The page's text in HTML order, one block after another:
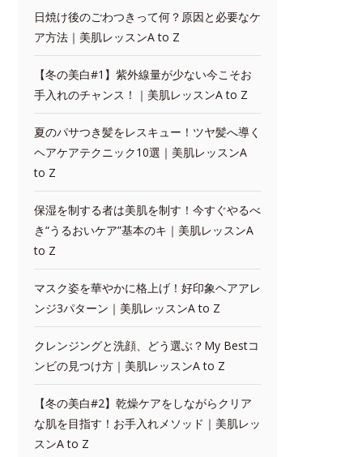
日焼け後のごわつきって何？原因と必要なケ
ア方法｜美肌レッスンA to Z
【冬の美白#1】紫外線量が少ない今こそお
手入れのチャンス！｜美肌レッスンA to Z
夏のパサつき髪をレスキュー！ツヤ髪へ導く
ヘアケアテクニック10選｜美肌レッスンA
to Z
保湿を制する者は美肌を制す！今すぐやるべ
き“うるおいケア”基本のキ｜美肌レッスンA
to Z
マスク姿を華やかに格上げ！好印象ヘアアレ
ンジ3パターン｜美肌レッスンA to Z
クレンジングと洗顔、どう選ぶ？My Bestコ
ンビの見つけ方｜美肌レッスンA to Z
【冬の美白#2】乾燥ケアをしながらクリア
な肌を目指す！お手入れメソッド｜美肌レッ
スンA to Z